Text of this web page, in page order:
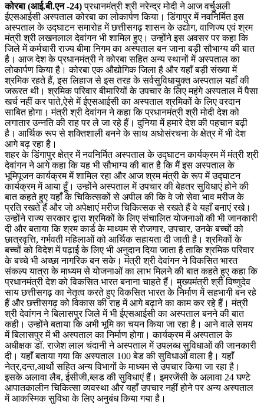
कोरबा (आई.बी.एन -24)प्रधानमंत्री श्री नरेन्द्र मोदी ने आज वर्चुअली
ईएसआईसी अस्पताल कोरबा का लोकार्पण किया। डिंगापुर में नवनिर्मित इस
अस्पताल के उद्घाटन समारोह में छत्तीसगढ़ शासन के उद्योग, वाणिज्य एवं श्रम
मंत्री श्री लखनलाल देवांगन भी शामिल हुए। उन्होंने इस अवसर पर कहा कि
जिले में कर्मचारी राज्य बीमा निगम का अस्पताल बन जाना बड़ी सौभाग्य की बात
है। आज देश के प्रधानमंत्री ने कोरबा सहित अन्य स्थानों में अस्पताल का
लोकार्पण किया है। कोरबा एक औद्योगिक जिला है और यहाँ बड़ी संख्या में
श्रमिक रहते हैं, इस लिहाज से इस तरह के सर्वसुविधायुक्त अस्पताल यहाँ की
जरूरत थी। श्रमिक परिवार बीमारियों के उपचार के लिए महंगे अस्पताल में पैसा
खर्च नहीं कर पाते,ऐसे में ईएसआईसी का अस्पताल श्रमिकों के लिए वरदान
साबित होगा। मंत्री श्री देवांगन ने कहा कि प्रधानमंत्री श्री मोदी देश को
लगातार उन्नति की राह पर ले जा रहे हैं। दुनिया में हमारे देश की पहचान बढ़ी
है। आर्थिक रूप से शक्तिशाली बनने के साथ अधोसंरचना के क्षेत्र में भी देश
आगे बढ़ रहा है।
शहर के डिंगापुर क्षेत्र में नवनिर्मित अस्पताल के उद्घाटन कार्यक्रम में मंत्री श्री
देवांगन ने आगे कहा कि यह भी सौभाग्य की बात है कि मैं इस अस्पताल के
भूमिपूजन कार्यक्रम में शामिल रहा और आज श्रम मंत्री के रूप में उद्घाटन
कार्यक्रम में आया हूँ। उन्होंने अस्पताल में उपचार की बेहतर सुविधाएं होने की
बात कहते हुए यहाँ के चिकित्सकों से अपील की कि वे जो सेवा भाव मरीज के
प्रति रखते हैं और जो अपेक्षाएं मरीज चिकित्सक से रखते हैं वे यहाँ बनाएं रखे।
उन्होंने राज्य सरकार द्वारा श्रमिकों के लिए संचालित योजनाओं की भी जानकारी
दी और बताया कि श्रम कार्ड के माध्यम से रोजगार, उपचार, उनके बच्चों को
छात्रवृत्ति, गर्भवती महिलाओं को आर्थिक सहायता दी जाती है। श्रमिकों के
बच्चों को विदेश में पढ़ाई के लिए भी अनुदान दिया जाता है ताकि श्रमिक परिवार
के बच्चे भी अच्छा नागरिक बन सके। मंत्री श्री देवांगन ने विकसित भारत
संकल्प यात्रा के माध्यम से योजनाओं का लाभ मिलने की बात कहते हुए कहा कि
प्रधानमंत्री देश को विकसित भारत बनाना चाहते हैं। मुख्यमंत्री श्री विष्णुदेव
साय छत्तीसगढ़ का नेतृत्व करते हुए विकसित भारत के निर्माण में सहभागी बन रहे
हैं और छत्तीसगढ़ को विकास की राह में आगे बढ़ाने का काम कर रहे हैं। मंत्री
श्री देवांगन ने बिलासपुर जिले में भी ईएसआईसी का अस्पताल बनने की बात
कही। उन्होंने बताया कि अभी भूमि का चयन किया जा रहा है। आने वाले समय
में बिलासपुर में भी अस्पताल का निर्माण होगा। कार्यक्रम में अस्पताल के
अधीक्षक डॉ. राजेश लाल चंदानी ने अस्पताल में उपलब्ध सुविधाओं की जानकारी
दी। यहाँ बताया गया कि अस्पताल 100 बेड की सुविधाओं वाला है। यहाँ
नेत्र,दन्त,आर्थो सहित अन्य विभागों के माध्यम से उपचार किया जा रहा है।
इसके अलावा लैब, ईसीजी,ब्लड की सुविधाएं हैं। इमरजेंसी के अलावा 24 घण्टे
आपातकालीन चिकित्सा व्यवस्था और यहाँ उपचार नहीं होने पर अन्य अस्पताल
में आकस्मिक सुविधा के लिए अनुबंध किया गया है।